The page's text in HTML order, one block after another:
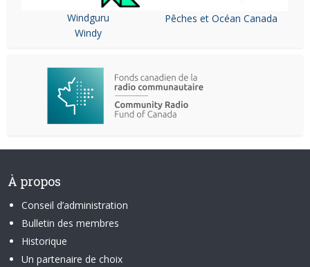
Windguru
Windy
Pêches et Océan Canada
À propos
Conseil d’administration
Bulletin des membres
Historique
Un partenaire de choix